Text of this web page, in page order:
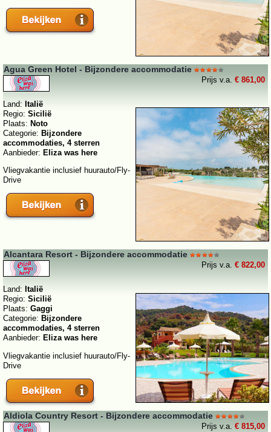
Agua Green Hotel - Bijzondere accommodatie
Prijs v.a. € 861,00
Land: Italië
Regio: Sicilië
Plaats: Noto
Categorie: Bijzondere
accommodaties, 4 sterren
Aanbieder: Eliza was here
Vliegvakantie inclusief huurauto/Fly-
Drive
Alcantara Resort - Bijzondere accommodatie
Prijs v.a. € 822,00
Land: Italië
Regio: Sicilië
Plaats: Gaggi
Categorie: Bijzondere
accommodaties, 4 sterren
Aanbieder: Eliza was here
Vliegvakantie inclusief huurauto/Fly-
Drive
Aldiola Country Resort - Bijzondere accommodatie
Prijs v.a. € 815,00